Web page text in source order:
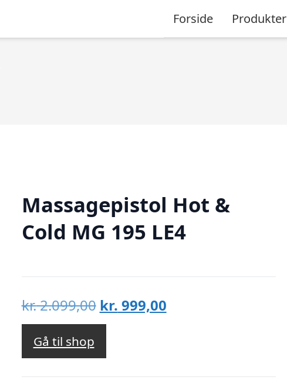
Forside Produkter
Massagepistol Hot &
Cold MG 195 LE4
kr.2.099,00 Den
oprindelige
var:
kr. 2.099,00.
kr. 999,00Den
kr. 999,00.
Gå til shop